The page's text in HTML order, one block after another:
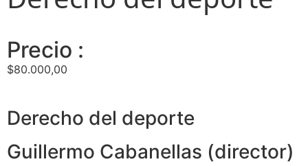
Precio :
$80.000,00
Derecho del deporte
Guillermo Cabanellas (director)